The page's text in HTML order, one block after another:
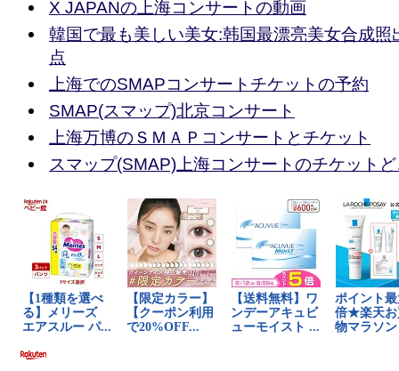
X JAPANの上海コンサートの動画
韓国で最も美しい美女:韩国最漂亮美女合成照
点
上海でのSMAPコンサートチケットの予約
SMAP(スマップ)北京コンサート
上海万博のＳＭＡＰコンサートとチケット
スマップ(SMAP)上海コンサートのチケット